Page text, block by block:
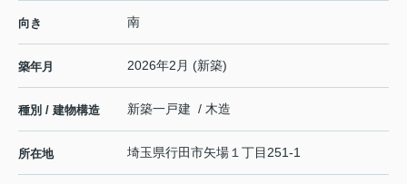
向き 南
築年月 2026年2月 (新築)
種別 / 建物構造 新築一戸建 / 木造
所在地 埼玉県行田市矢場 １丁目251-1